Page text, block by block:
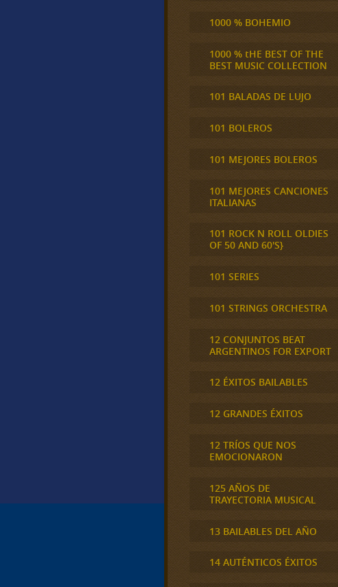
1000 % BOHEMIO
1000 % tHE BEST OF THE
BEST MUSIC COLLECTION
101 BALADAS DE LUJO
101 BOLEROS
101 MEJORES BOLEROS
101 MEJORES CANCIONES
ITALIANAS
101 ROCK N ROLL OLDIES
OF 50 AND 60'S}
101 SERIES
101 STRINGS ORCHESTRA
12 CONJUNTOS BEAT
ARGENTINOS FOR EXPORT
12 ÉXITOS BAILABLES
12 GRANDES ÉXITOS
12 TRÍOS QUE NOS
EMOCIONARON
125 AÑOS DE
TRAYECTORIA MUSICAL
13 BAILABLES DEL AÑO
14 AUTÉNTICOS ÉXITOS